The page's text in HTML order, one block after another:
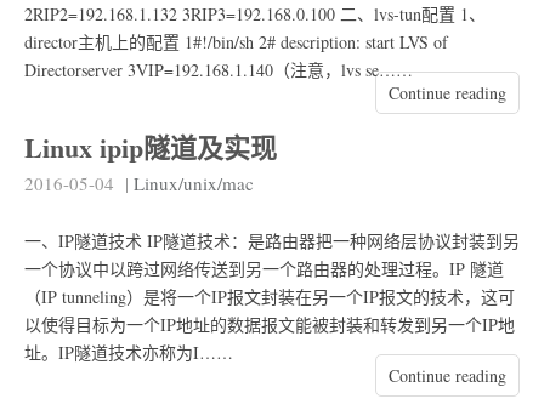
2RIP2=192.168.1.132 3RIP3=192.168.0.100 二、lvs-tun配置 1、
director主机上的配置 1#!/bin/sh 2# description: start LVS of
Directorserver 3VIP=192.168.1.140（注意，lvs se……
Continue reading
Linux ipip隧道及实现
2016-05-04 | Linux/unix/mac
一、IP隧道技术 IP隧道技术：是路由器把一种网络层协议封装到另
一个协议中以跨过网络传送到另一个路由器的处理过程。IP 隧道
（IP tunneling）是将一个IP报文封装在另一个IP报文的技术，这可
以使得目标为一个IP地址的数据报文能被封装和转发到另一个IP地
址。IP隧道技术亦称为I……
Continue reading